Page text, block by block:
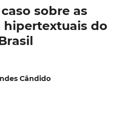
sobre as
hipertextuais do
Cândido